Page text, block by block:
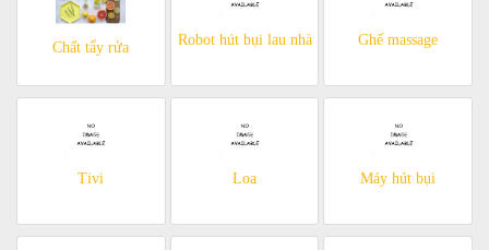
Chất tẩy rửa Robot hút bụi lau nhà Ghế massage
Tivi Loa Máy hút bụi